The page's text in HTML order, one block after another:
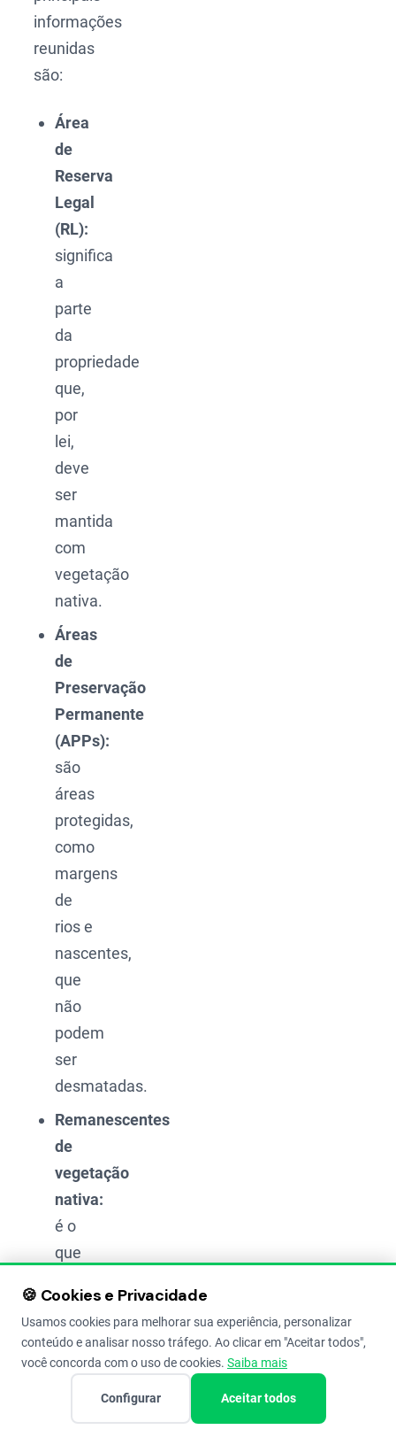
informações
reunidas
são:
Área
de
Reserva
Legal
(RL):
significa
a
parte
da
propriedade
que,
por
lei,
deve
ser
mantida
com
vegetação
nativa.
Áreas
de
Preservação
Permanente
(APPs):
são
áreas
protegidas,
como
margens
de
rios e
nascentes,
que
não
podem
ser
desmatadas.
Remanescentes
de
vegetação
nativa:
é o
que
da
mata
original
🍪 Cookies e Privacidade
Usamos cookies para melhorar sua experiência, personalizar
conteúdo e analisar nosso tráfego. Ao clicar em "Aceitar todos",
você concorda com o uso de cookies. Saiba mais
Configurar Aceitar todos